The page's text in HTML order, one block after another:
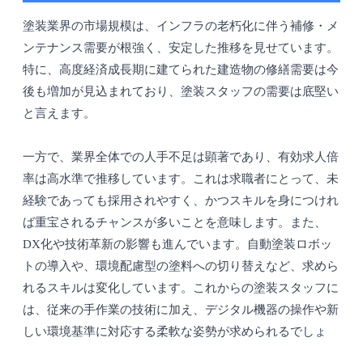
塗装業界の市場規模は、インフラの老朽化に伴う補修・メ
ンテナンス需要が根強く、安定した推移を見せています。
特に、高度経済成長期に建てられた建造物の修繕需要は今
後も増加が見込まれており、塗装スタッフの需要は底堅い
と言えます。
一方で、業界全体での人手不足は顕著であり、有効求人倍
率は高水準で推移しています。これは求職者にとって、未
経験であっても採用されやすく、かつスキルを身につけれ
ば重宝されるチャンスが多いことを意味します。また、
DX化や技術革新の影響も進んでいます。自動塗装ロボッ
トの導入や、環境配慮型の塗料への切り替えなど、求めら
れるスキルは変化しています。これからの塗装スタッフに
は、従来の手作業の技術に加え、デジタル機器の操作や新
しい環境基準に対応する柔軟な姿勢が求められるでしょ